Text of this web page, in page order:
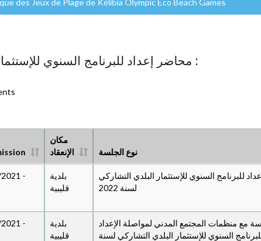
des Jeux de Plage de Kélibia Olympic Eco Beach Games
محاضر إعداد للبرنامج السنوي للإستثماري البلدي التشاركي :
مكان
الإنعقاد
نوع الجلسة
-
بلدية
قليبية
للبرنامج السنوي للإستثمار البلدي التشاركي
لسنة 2022
-
بلدية
قليبية
مع منظمات المجتمع المدني لمواصلة الإعداد
السنوي للإستثمار البلدي التشاركي لسنة